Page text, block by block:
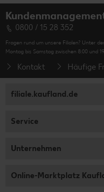
0800 / 15 28 352
Fragen rund um unsere Filialen? Unter
Montag bis Samstag zwischen 8:00 und
Kontakt Häufige
filiale.kaufland.de
Service
Unternehmen
Online-Marktplatz